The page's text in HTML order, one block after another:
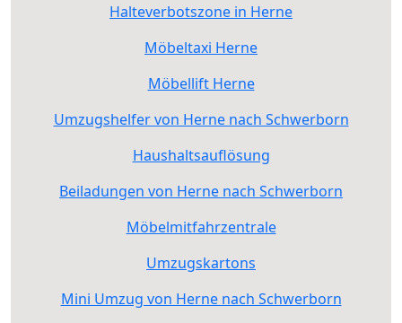
Halteverbotszone in Herne
Möbeltaxi Herne
Möbellift Herne
Umzugshelfer von Herne nach Schwerborn
Haushaltsauflösung
Beiladungen von Herne nach Schwerborn
Möbelmitfahrzentrale
Umzugskartons
Mini Umzug von Herne nach Schwerborn